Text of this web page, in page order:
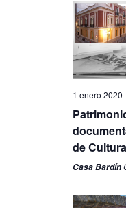
1 enero 2020
de
Casa Bardín